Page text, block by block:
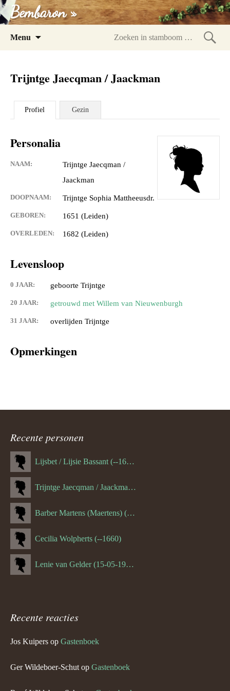
Bembaron »
Menu
Trijntge Jaecqman / Jaackman
Profiel Gezin
Personalia
NAAM:
Trijntge Jaecqman /
Jaackman
DOOPNAAM: Trijntge Sophia Mattheeusdr.
GEBOREN: 1651 (Leiden)
OVERLEDEN: 1682 (Leiden)
Levensloop
0 JAAR: geboorte Trijntge
20 JAAR: getrouwd met Willem van Nieuwenburgh
31 JAAR: overlijden Trijntge
Opmerkingen
Recente personen
Lijsbet / Lijsie Bassant (--1687)
Trijntge Jaecqman / Jaackman (--1651)
Barber Martens (Maertens) (--1658)
Cecilia Wolpherts (--1660)
Lenie van Gelder (15-05-1970)
Recente reacties
Jos Kuipers op Gastenboek
Ger Wildeboer-Schut op Gastenboek